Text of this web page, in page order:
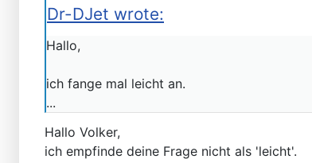
Dr-DJet wrote:
Hallo,
ich fange mal leicht an.
...
Hallo Volker,
ich empfinde deine Frage nicht als 'leicht'.